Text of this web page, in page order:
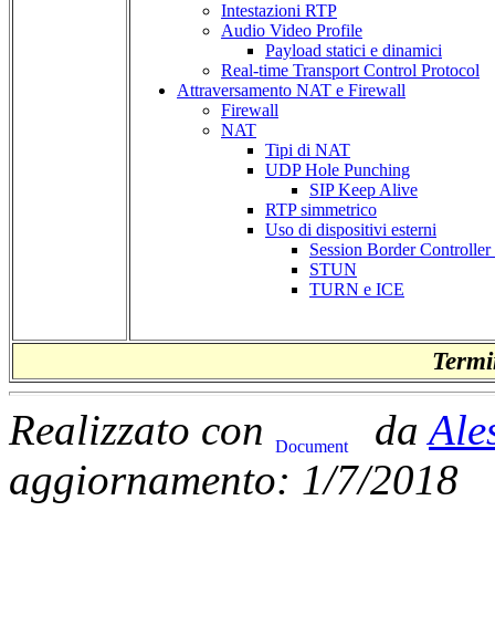
Intestazioni RTP
Audio Video Profile
Payload statici e dinamici
Real-time Transport Control Protocol
Attraversamento NAT e Firewall
Firewall
NAT
Tipi di NAT
UDP Hole Punching
SIP Keep Alive
RTP simmetrico
Uso di dispositivi esterni
Session Border
STUN
TURN e ICE
Realizzato con da
aggiornamento: 1/7/2018